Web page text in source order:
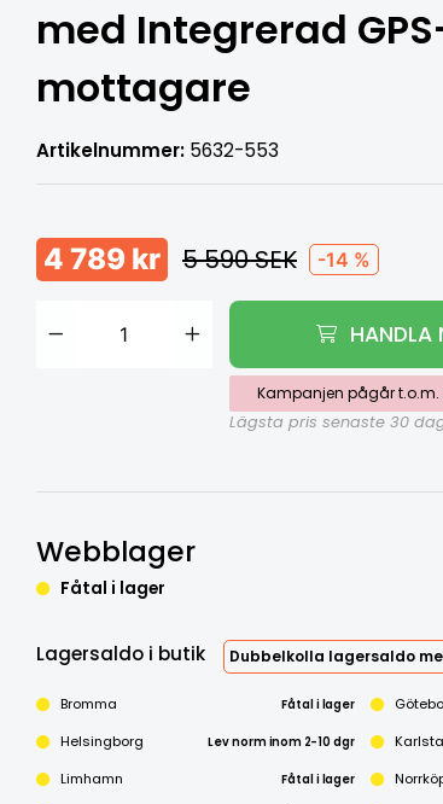
Lägg i varukorg
med Integrerad
mottagare
Artikelnummer: 5632-553
4 789 kr 5 590 SEK -14 %
HANDLA
Kampanjen pågår t.o.m.
Lägsta pris senaste 30
Webblager
Fåtal i lager
Lagersaldo i butik Dubbelkolla lagersaldo
Bromma Fåtal i lager
Helsingborg
Lev norm inom 2-10 dgr
Limhamn
Fåtal i lager